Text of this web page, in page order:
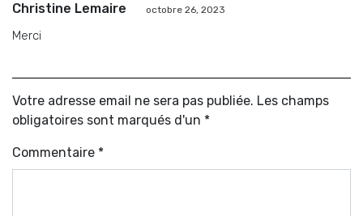
Christine Lemaire octobre 26, 2023
Merci
Votre adresse email ne sera pas publiée. Les champs
obligatoires sont marqués d'un *
Commentaire *